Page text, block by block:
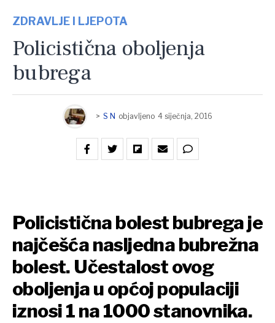
ZDRAVLJE I LJEPOTA
Policistična oboljenja
bubrega
> S N objavljeno 4 siječnja, 2016
Policistična bolest bubrega je
najčešća nasljedna bubrežna
bolest. Učestalost ovog
oboljenja u općoj populaciji
iznosi 1 na 1000 stanovnika.